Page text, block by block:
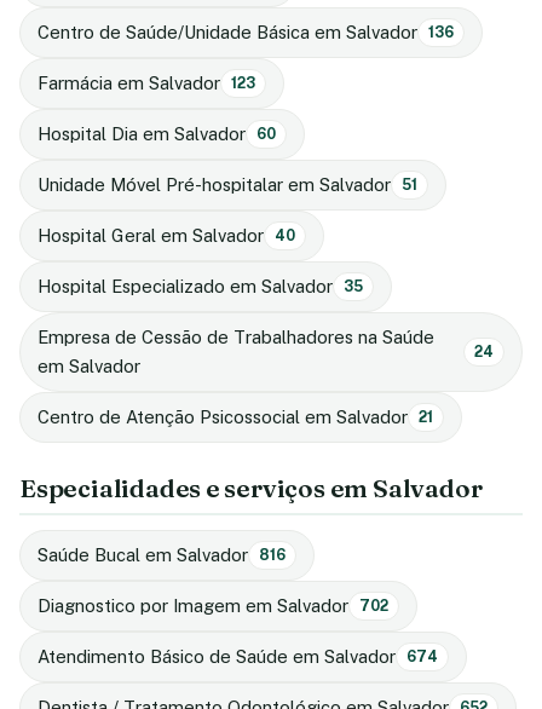
Centro de Saúde/Unidade Básica em Salvador 136
Farmácia em Salvador 123
Hospital Dia em Salvador 60
Unidade Móvel Pré-hospitalar em Salvador 51
Hospital Geral em Salvador 40
Hospital Especializado em Salvador 35
Empresa de Cessão de Trabalhadores na Saúde
em Salvador
24
Centro de Atenção Psicossocial em Salvador 21
Especialidades e serviços em Salvador
Saúde Bucal em Salvador 816
Diagnostico por Imagem em Salvador 702
Atendimento Básico de Saúde em Salvador 674